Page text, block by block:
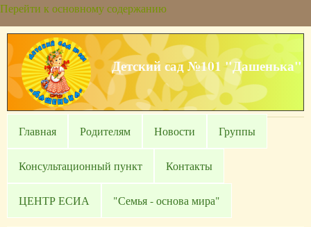
Перейти к основному содержанию
Детский сад №101 "Дашенька"
Главная Родителям Новости Группы
Консультационный пункт Контакты
ЦЕНТР ЕСИА "Семья - основа мира"